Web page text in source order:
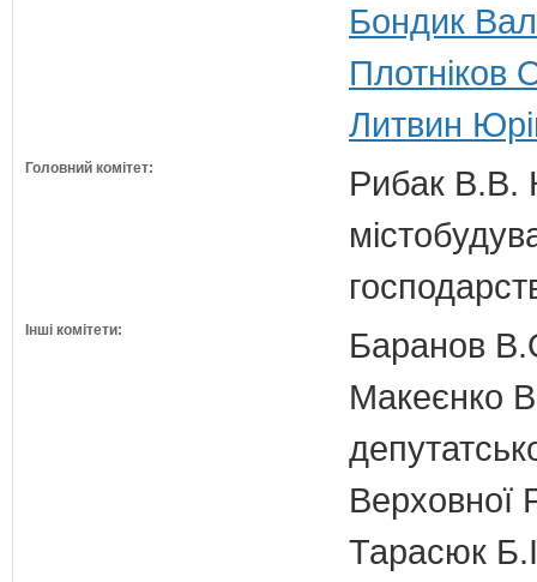
Бондик
Плотніков
Литвин
Головний комітет:
Рибак В.В.
Інші комітети:
Баранов
Макеєнко
Верховної
Тарасюк